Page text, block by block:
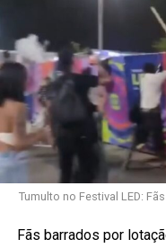
Tumulto no Festival LED:
Fãs barrados por